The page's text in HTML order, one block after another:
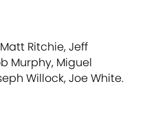
Ritchie, Jeff
Murphy, Miguel
Willock, Joe White.